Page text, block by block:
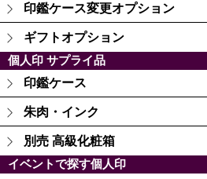
印鑑ケース変更オプション
ギフトオプション
個人印 サプライ品
印鑑ケース
朱肉・インク
別売 高級化粧箱
イベントで探す個人印